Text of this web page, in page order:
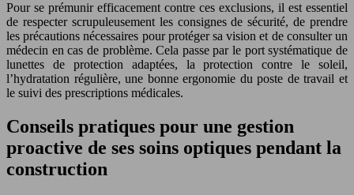
Pour se prémunir efficacement contre ces exclusions, il est essentiel
de respecter scrupuleusement les consignes de sécurité, de prendre
les précautions nécessaires pour protéger sa vision et de consulter un
médecin en cas de problème. Cela passe par le port systématique de
lunettes de protection adaptées, la protection contre le soleil,
l’hydratation régulière, une bonne ergonomie du poste de travail et
le suivi des prescriptions médicales.
Conseils pratiques pour une gestion
proactive de ses soins optiques pendant la
construction